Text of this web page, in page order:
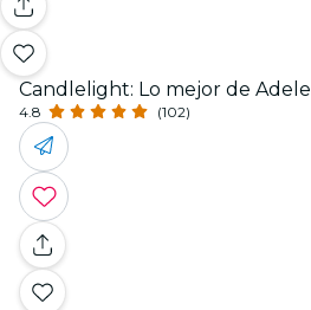
Candlelight: Lo mejor de Adele
4.8 (102)